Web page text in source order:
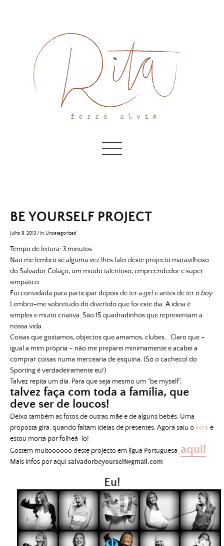
BE YOURSELF PROJECT
Julho 8, 2013/in: Uncategorized
Tempo de leitura:3 minutos
Não me lembro se alguma vez lhes falei deste projecto maravilhoso
do Salvador Colaço, um miúdo talentoso, empreendedor e super
simpático.
Fui convidada para participar depois de ter a girle antes de ter oboy.
Lembro-me sobretudo do divertido que foi este dia. A ideia é
simples e muito criativa. São 15 quadradinhos que representam a
nossa vida.
Coisas que gostamos, objectos que amamos, clubes… Claro que –
igual a mim própria – não me preparei minimamente e acabei a
comprar coisas numa mercearia de esquina. (Só o cachecol do
Sporting é verdadeiramente eu!)
Talvez repita um dia. Para que seja mesmo um “be myself”,
talvez faça com toda a família, que
deve ser de loucos!
Deixo também as fotos de outras mãe e de alguns bebés. Uma
proposta gira, quando faltam ideias de presentes. Agora saiu o livro e
estou morta por folheá-lo!
Gostem muitoooooo deste projecto em lígua Portuguesa aqui!
Mais infos por aquisalvadorbeyourself@gmail.com
Eu!